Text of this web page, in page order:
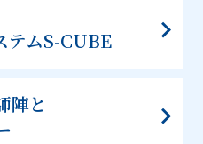
テムS-CUBE
陣と